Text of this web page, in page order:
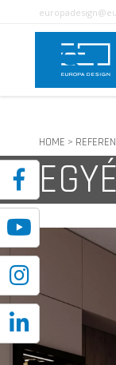
HOME >